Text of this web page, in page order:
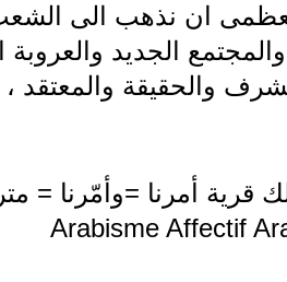
ان نذهب الى الشعب
والمجتمع الجديد
والحقيقة
قرية أمرنا =وأمّرنا =
Arabisme Affectif